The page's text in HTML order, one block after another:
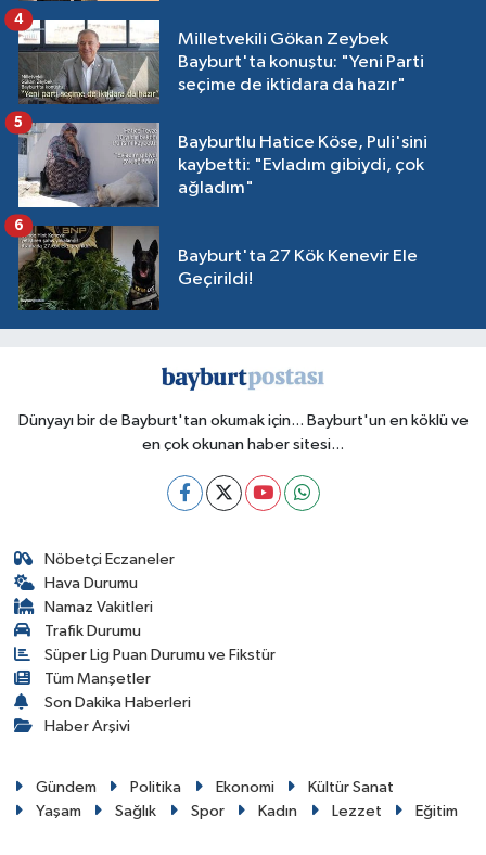
Milletvekili Gökan Zeybek
Bayburt'ta konuştu: "Yeni Parti
seçime de iktidara da hazır"
4
Bayburtlu Hatice Köse, Puli'sini
kaybetti: "Evladım gibiydi, çok
ağladım"
5
Bayburt'ta 27 Kök Kenevir Ele
Geçirildi!
6
Dünyayı bir de Bayburt'tan okumak için... Bayburt'un en köklü ve
en çok okunan haber sitesi...
Nöbetçi Eczaneler
Hava Durumu
Namaz Vakitleri
Trafik Durumu
Süper Lig Puan Durumu ve Fikstür
Tüm Manşetler
Son Dakika Haberleri
Haber Arşivi
Gündem Politika Ekonomi
Kültür Sanat
Yaşam
Sağlık Spor Kadın Lezzet Eğitim